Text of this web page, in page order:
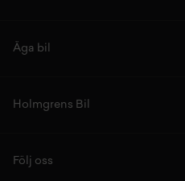
Äga bil
Holmgrens Bil
Följ oss